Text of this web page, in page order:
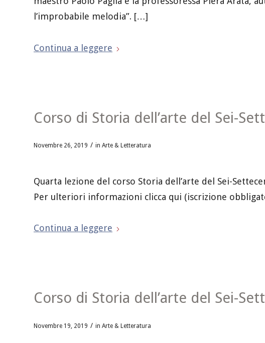
l’improbabile melodia”. […]
Continua a leggere
Corso di Storia dell’arte del Sei-
Novembre 26, 2019 / in Arte & Letteratura
Quarta lezione del corso Storia dell’arte del Sei-
Per ulteriori informazioni clicca qui (iscrizione
Continua a leggere
Corso di Storia dell’arte del Sei-
Novembre 19, 2019 / in Arte & Letteratura